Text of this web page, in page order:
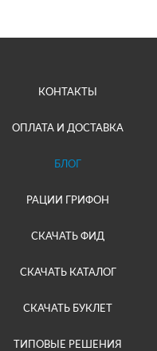
КОНТАКТЫ
ОПЛАТА И ДОСТАВКА
БЛОГ
РАЦИИ ГРИФОН
СКАЧАТЬ ФИД
СКАЧАТЬ КАТАЛОГ
СКАЧАТЬ БУКЛЕТ
ТИПОВЫЕ РЕШЕНИЯ